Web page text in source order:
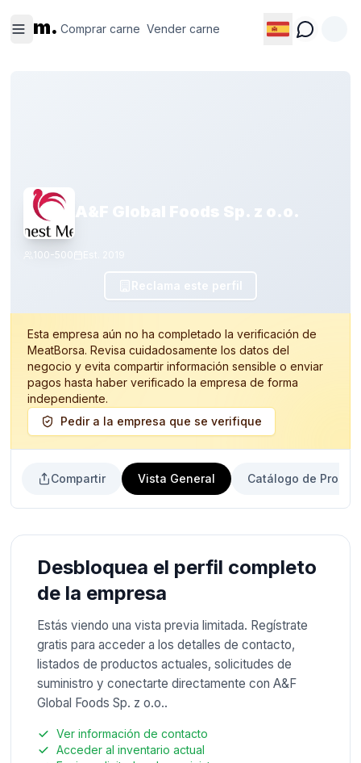
m. Comprar carne Vender carne
carne
carne
A&F Global Foods Sp. z o.o.
100-500
Reclama este perfil
Esta empresa aún no ha completado la verificación de
MeatBorsa. Revisa cuidadosamente los datos del
negocio y evita compartir información sensible o enviar
pagos hasta haber verificado la empresa de forma
independiente.
Pedir a la empresa que se verifique
Compartir Vista General Catálogo de
Desbloquea el perfil completo
de la empresa
Estás viendo una vista previa limitada. Regístrate
gratis para acceder a los detalles de contacto,
listados de productos actuales, solicitudes de
suministro y conectarte directamente con A&F
Global Foods Sp. z o.o..
Ver información de contacto
Acceder al inventario actual